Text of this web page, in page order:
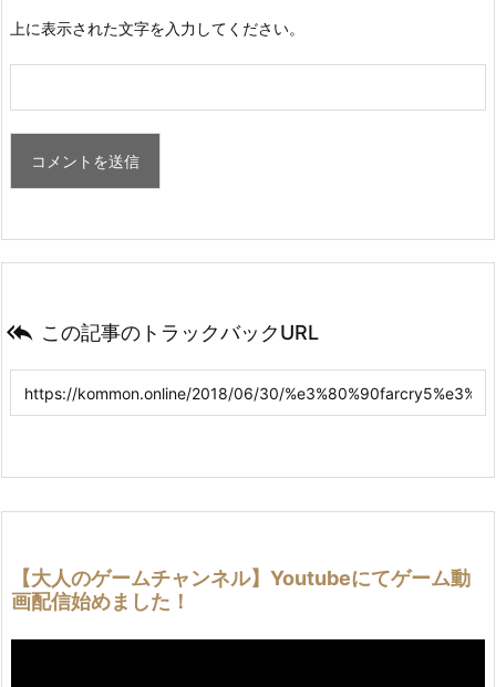
上に表示された文字を入力してください。
 この記事のトラックバックURL
【大人のゲームチャンネル】Youtubeにてゲーム動
画配信始めました！